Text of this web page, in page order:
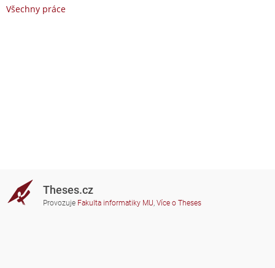
Všechny práce
Theses.cz
Provozuje Fakulta informatiky MU, Více o Theses